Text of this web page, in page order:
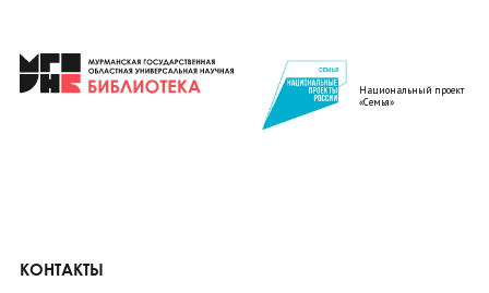
Национальный проект
«Семья»
КОНТАКТЫ